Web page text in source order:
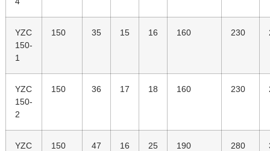
YZC
150-
1
150 35 15 16 160 230
YZC
150-
2
150 36 17 18 160 230
YZC
150 47 16 25 190 280